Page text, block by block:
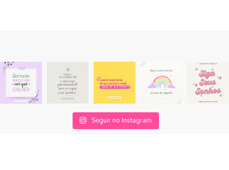
Seguir no Instagram